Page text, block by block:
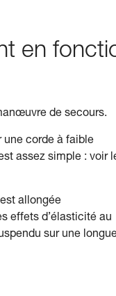
en
de secours.
une corde à faible
assez simple : voir
allongée
effets d’élasticité au
sur une